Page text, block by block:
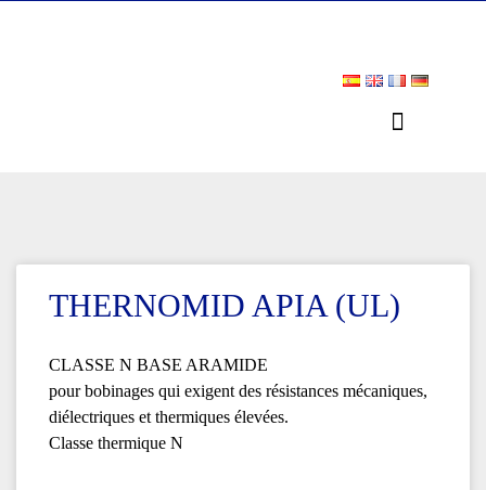
THERNOMID APIA (UL)
CLASSE N BASE ARAMIDE
pour bobinages qui exigent des résistances mécaniques,
diélectriques et thermiques élevées.
Classe thermique N